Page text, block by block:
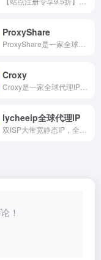
ProxyShare
Croxy
lycheeip全球代理IP
！